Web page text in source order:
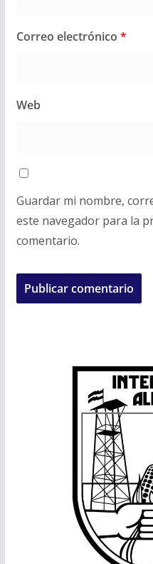
Correo electrónico *
Web
Guardar mi nombre,
este navegador para la
comentario.